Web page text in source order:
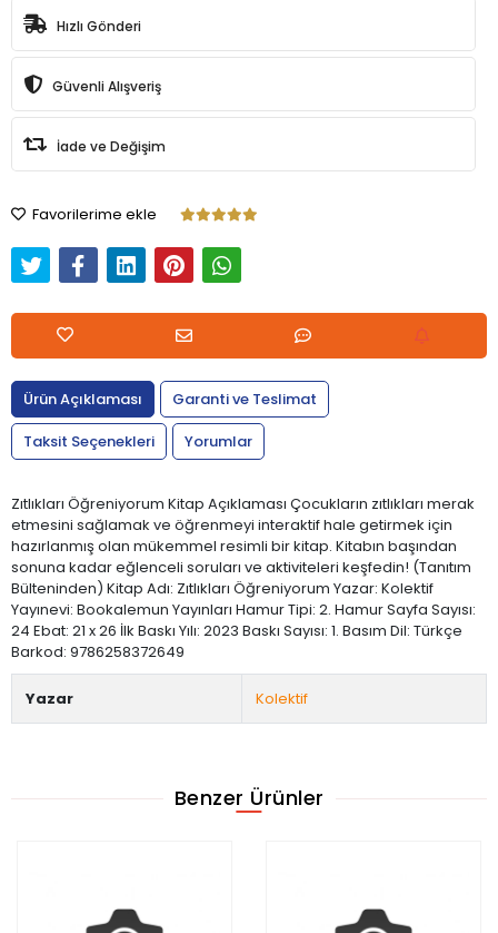
Hızlı Gönderi
Güvenli Alışveriş
İade ve Değişim
Favorilerime ekle
Ürün Açıklaması
Garanti ve Teslimat
Taksit Seçenekleri
Yorumlar
Zıtlıkları Öğreniyorum Kitap Açıklaması Çocukların zıtlıkları merak
etmesini sağlamak ve öğrenmeyi interaktif hale getirmek için
hazırlanmış olan mükemmel resimli bir kitap. Kitabın başından
sonuna kadar eğlenceli soruları ve aktiviteleri keşfedin! (Tanıtım
Bülteninden) Kitap Adı: Zıtlıkları Öğreniyorum Yazar: Kolektif
Yayınevi: Bookalemun Yayınları Hamur Tipi: 2. Hamur Sayfa Sayısı:
24 Ebat: 21 x 26 İlk Baskı Yılı: 2023 Baskı Sayısı: 1. Basım Dil: Türkçe
Barkod: 9786258372649
Yazar Kolektif
Benzer Ürünler